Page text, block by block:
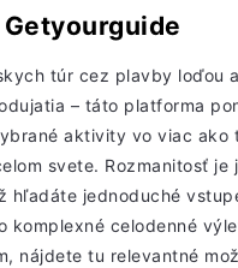
Getyourguide
túr cez plavby loďou
– táto platforma
aktivity vo viac ako
svete. Rozmanitosť je
hľadáte jednoduché
komplexné celodenné
nájdete tu relevantné